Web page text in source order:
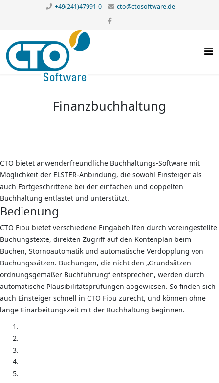
+49(241)47991-0 cto@ctosoftware.de
Finanzbuchhaltung
CTO bietet anwenderfreundliche Buchhaltungs-Software mit
Möglichkeit der ELSTER-Anbindung, die sowohl Einsteiger als
auch Fortgeschrittene bei der einfachen und doppelten
Buchhaltung entlastet und unterstützt.
Bedienung
CTO Fibu bietet verschiedene Eingabehilfen durch voreingestellte
Buchungstexte, direkten Zugriff auf den Kontenplan beim
Buchen, Stornoautomatik und automatische Verdopplung von
Buchungssätzen. Buchungen, die nicht den „Grundsätzen
ordnungsgemäßer Buchführung“ entsprechen, werden durch
automatische Plausibilitätsprüfungen abgewiesen. So finden sich
auch Einsteiger schnell in CTO Fibu zurecht, und können ohne
lange Einarbeitungszeit mit der Buchhaltung beginnen.